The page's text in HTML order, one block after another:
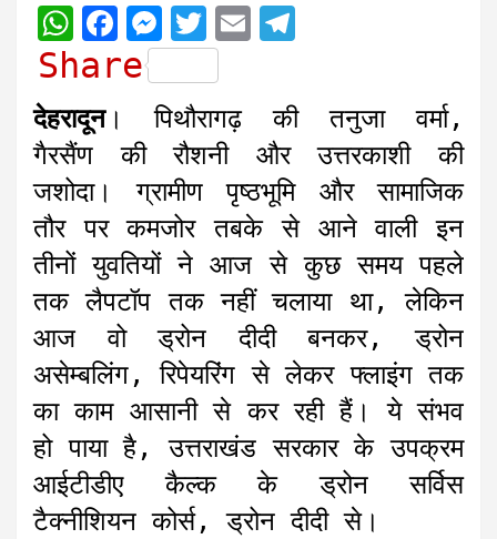
W
h
t
s
A
p
p
F
a
e
b
o
o
k
M
e
s
s
e
n
g
e
r
T
w
i
t
t
e
r
E
l
e
r
a
m
Share
देहरादून। पिथौरागढ़ की तनुजा वर्मा,
गैरसैंण की रौशनी और उत्तरकाशी की
जशोदा। ग्रामीण पृष्ठभूमि और सामाजिक
तौर पर कमजोर तबके से आने वाली इन
तीनों युवतियों ने आज से कुछ समय पहले
तक लैपटॉप तक नहीं चलाया था, लेकिन
आज वो ड्रोन दीदी बनकर, ड्रोन
असेम्बलिंग, रिपेयरिंग से लेकर फ्लाइंग तक
का काम आसानी से कर रही हैं। ये संभव
हो पाया है, उत्तराखंड सरकार के उपक्रम
आईटीडीए कैल्क के ड्रोन सर्विस
टैक्नीशियन कोर्स, ड्रोन दीदी से।